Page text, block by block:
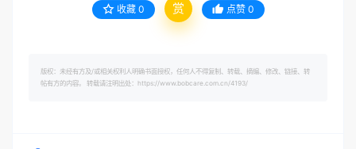
收藏 0 赏 点赞 0
版权：未经有方及/或相关权利人明确书面授权，任何人不得复制、转载、摘编、修改、链接、转
帖有方的内容。 转载请注明出处：https://www.bobcare.com.cn/4193/